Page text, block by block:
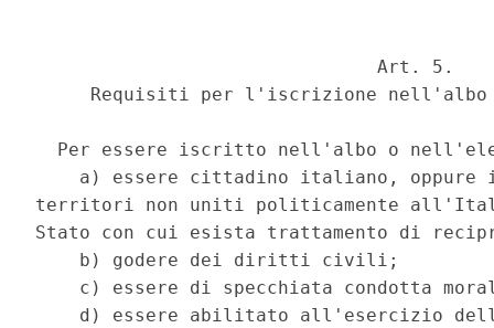
                               Art. 5.
Requisiti per l'iscrizione
Per essere iscritto nell'albo o
a) essere cittadino italiano, oppure
territori non uniti politicamente
Stato con cui esista trattamento di
    b) godere dei diritti civili;
c) essere di specchiata condotta
d) essere abilitato all'esercizio